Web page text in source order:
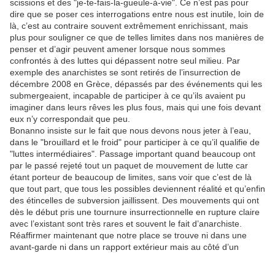
scissions et des "je-te-fais-la-gueule-à-vie". Ce n’est pas pour
dire que se poser ces interrogations entre nous est inutile, loin de
là, c’est au contraire souvent extrêmement enrichissant, mais
plus pour souligner ce que de telles limites dans nos manières de
penser et d’agir peuvent amener lorsque nous sommes
confrontés à des luttes qui dépassent notre seul milieu. Par
exemple des anarchistes se sont retirés de l’insurrection de
décembre 2008 en Grèce, dépassés par des événements qui les
submergeaient, incapable de participer à ce qu’ils avaient pu
imaginer dans leurs rêves les plus fous, mais qui une fois devant
eux n’y correspondait que peu.
Bonanno insiste sur le fait que nous devons nous jeter à l’eau,
dans le "brouillard et le froid" pour participer à ce qu’il qualifie de
"luttes intermédiaires". Passage important quand beaucoup ont
par le passé rejeté tout un paquet de mouvement de lutte car
étant porteur de beaucoup de limites, sans voir que c’est de là
que tout part, que tous les possibles deviennent réalité et qu’enfin
des étincelles de subversion jaillissent. Des mouvements qui ont
dès le début pris une tournure insurrectionnelle en rupture claire
avec l’existant sont très rares et souvent le fait d’anarchiste.
Réaffirmer maintenant que notre place se trouve ni dans une
avant-garde ni dans un rapport extérieur mais au côté d’un